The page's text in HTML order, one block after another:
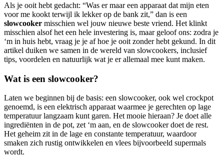
Als je ooit hebt gedacht: “Was er maar een apparaat dat mijn eten
voor me kookt terwijl ik lekker op de bank zit,” dan is een
slowcooker misschien wel jouw nieuwe beste vriend. Het klinkt
misschien alsof het een hele investering is, maar geloof ons: zodra je
‘m in huis hebt, vraag je je af hoe je ooit zonder hebt gekund. In dit
artikel duiken we samen in de wereld van slowcookers, inclusief
tips, voordelen en natuurlijk wat je er allemaal mee kunt maken.
Wat is een slowcooker?
Laten we beginnen bij de basis: een slowcooker, ook wel crockpot
genoemd, is een elektrisch apparaat waarmee je gerechten op lage
temperatuur langzaam kunt garen. Het mooie hieraan? Je doet alle
ingrediënten in de pot, zet ‘m aan, en de slowcooker doet de rest.
Het geheim zit in de lage en constante temperatuur, waardoor
smaken zich rustig ontwikkelen en vlees bijvoorbeeld supermals
wordt.